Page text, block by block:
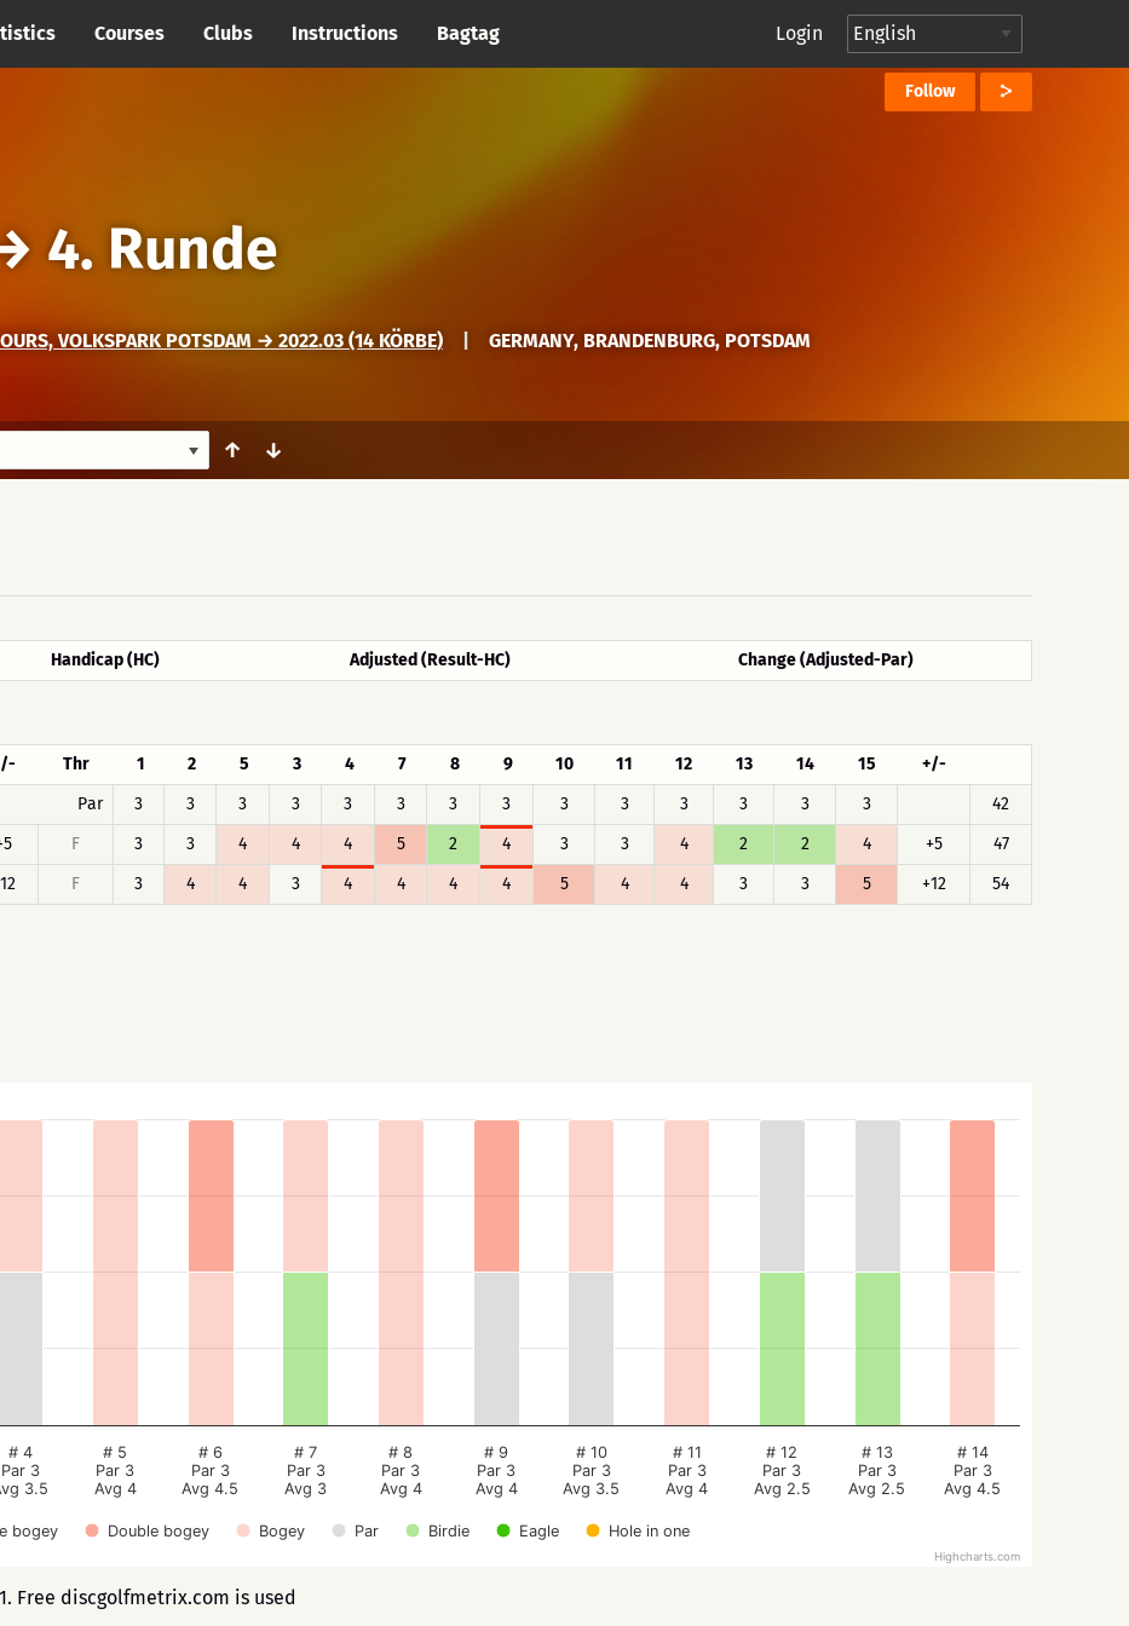
Courses Clubs Instructions Bagtag Login
Follow
4. Runde
VOLKSPARK POTSDAM → 2022.03 (14 KÖRBE) GERMANY, BRANDENBURG, POTSDAM
↑ ↓
Handicap (HC) Adjusted (Result-HC) Change (Adjusted-Par)
Thr 1 2 5 3 4 7 8 9 10 11 12 13 14 15
+/-
Par
3 3 3 3 3 3 3 3 3 3 3 3 3 3
42
F 3 3 4 4 4 5 2 4 3 3 4 2 2 4 +5
47
F 3 4 4 3 4 4 4 4 5 4 4 3 3 5 +12 54
bogey Double bogey Bogey Par Birdie Eagle Hole in one
# 4
Par 3
3.5
# 5
Par 3
Avg 4
# 6
Par 3
Avg 4.5
# 7
Par 3
Avg 3
# 8
Par 3
Avg 4
# 9
Par 3
Avg 4
# 10
Par 3
Avg 3.5
# 11
Par 3
Avg 4
# 12
Par 3
Avg 2.5
# 13
Par 3
Avg 2.5
# 14
Par 3
Avg 4.5
Highcharts.com
Free discgolfmetrix.com is used